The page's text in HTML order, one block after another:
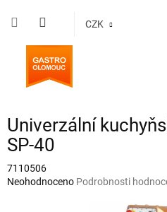
CZK
Univerzální
SP-40
7110506
Průměrné
Neohodnoceno Podrobnosti